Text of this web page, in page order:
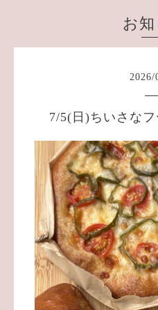
お
2026/
7/5(日)ちいさなフ